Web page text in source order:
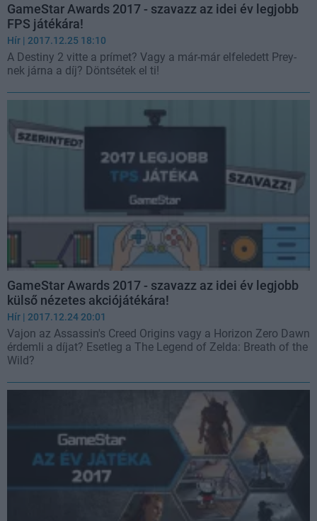
GameStar Awards 2017 - szavazz az idei év legjobb
FPS játékára!
Hír | 2017.12.25 18:10
A Destiny 2 vitte a prímet? Vagy a már-már elfeledett Prey-
nek járna a díj? Döntsétek el ti!
GameStar Awards 2017 - szavazz az idei év legjobb
külső nézetes akciójátékára!
Hír | 2017.12.24 20:01
Vajon az Assassin's Creed Origins vagy a Horizon Zero Dawn
érdemli a díjat? Esetleg a The Legend of Zelda: Breath of the
Wild?